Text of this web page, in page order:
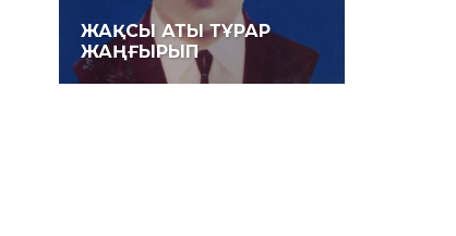
ЖАҚСЫ АТЫ ТҰРАР
ЖАҢҒЫРЫП